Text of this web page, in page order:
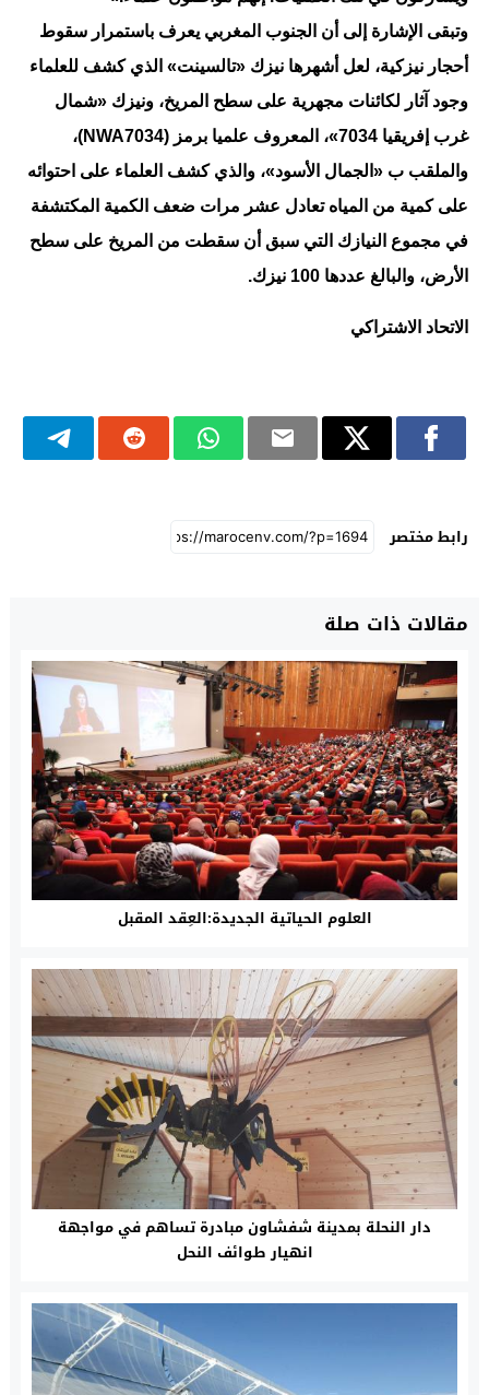
وتبقى الإشارة إلى أن الجنوب المغربي يعرف باستمرار سقوط
أحجار نيزكية، لعل أشهرها نيزك «تالسينت» الذي كشف للعلماء
وجود آثار لكائنات مجهرية على سطح المريخ، ونيزك «شمال
غرب إفريقيا 7034»، المعروف علميا برمز (NWA7034)،
والملقب ب «الجمال الأسود»، والذي كشف العلماء على احتوائه
على كمية من المياه تعادل عشر مرات ضعف الكمية المكتشفة
في مجموع النيازك التي سبق أن سقطت من المريخ على سطح
الأرض، والبالغ عددها 100 نيزك.
الاتحاد الاشتراكي
رابط مختصر
مقالات ذات صلة
العلوم الحياتية الجديدة:العِقد المقبل
دار النحلة بمدينة شفشاون مبادرة تساهم في مواجهة
انهيار طوائف النحل